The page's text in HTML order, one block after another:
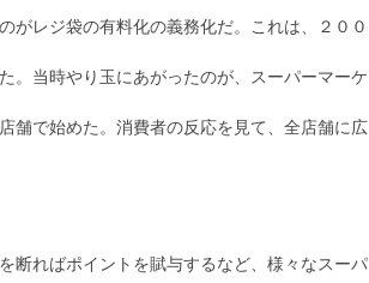
レジ袋の有料化の義務化だ。これは、２００
。当時やり玉にあがったのが、スーパーマーケ
舗で始めた。消費者の反応を見て、全店舗に広
断ればポイントを賦与するなど、様々なスーパ